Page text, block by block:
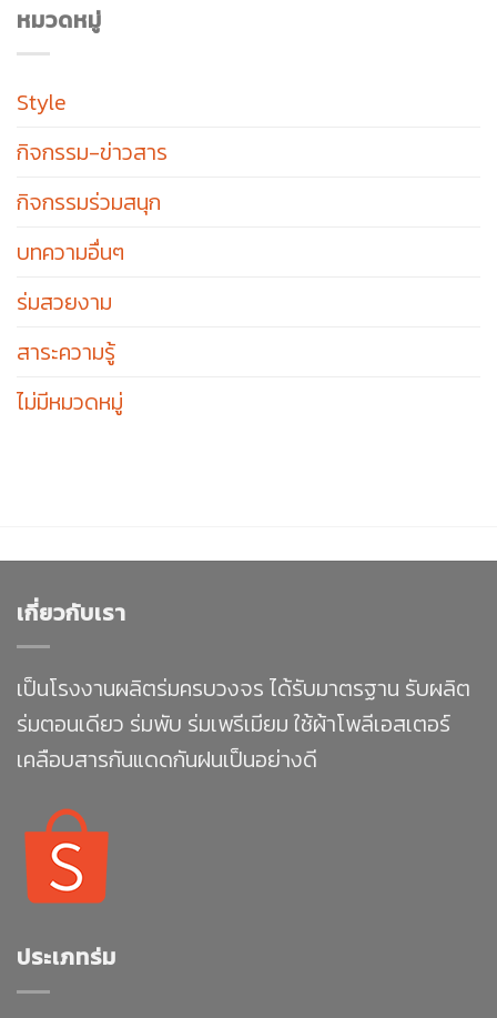
หมวดหมู่
Style
กิจกรรม-ข่าวสาร
กิจกรรมร่วมสนุก
บทความอื่นๆ
ร่มสวยงาม
สาระความรู้
ไม่มีหมวดหมู่
เกี่ยวกับเรา
เป็นโรงงานผลิตร่มครบวงจร ได้รับมาตรฐาน รับผลิต
ร่มตอนเดียว ร่มพับ ร่มเพรีเมียม ใช้ผ้าโพลีเอสเตอร์
เคลือบสารกันแดดกันฝนเป็นอย่างดี
ประเภทร่ม